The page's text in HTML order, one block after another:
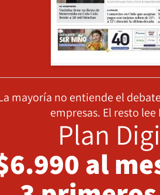
mayoría no entiende el
empresas. El resto lee
Plan
al